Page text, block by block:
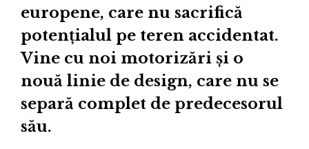
europene, care nu sacrifică
potențialul pe teren accidentat.
Vine cu noi motorizări și o
nouă linie de design, care nu se
separă complet de predecesorul
său.